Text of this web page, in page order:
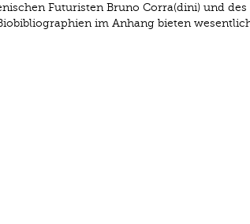
Futuristen Bruno Corra(dini) und des
im Anhang bieten